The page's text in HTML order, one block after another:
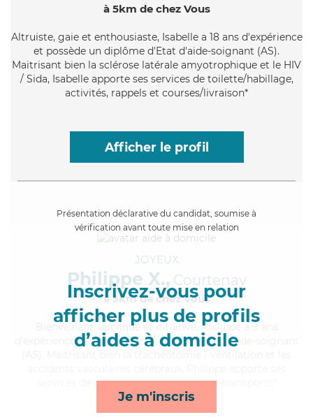
à 5km de chez Vous
Altruiste, gaie et enthousiaste, Isabelle a 18 ans d'expérience
et possède un diplôme d'Etat d'aide-soignant (AS).
Maitrisant bien la sclérose latérale amyotrophique et le HIV
/ Sida, Isabelle apporte ses services de toilette/habillage,
activités, rappels et courses/livraison*
Afficher le profil
Présentation déclarative du candidat, soumise à
vérification avant toute mise en relation
Inscrivez-vous pour
afficher plus de profils
d’aides à domicile
Je m'inscris
JOYEUX
Philippe X., Courtenay
à 5km de chez Vous
, appliqué et intuitive, Philippe a 9 ans
d'expérience et possède un diplôme d'Etat d'aide-soignant
services de activités, rappels, repas et transports*